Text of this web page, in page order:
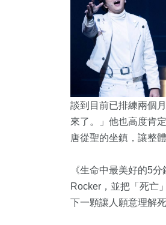
談到目前已排練兩個
來了。」他也高度肯
唐從聖的坐鎮，讓整
《生命中最美好的5
Rocker，並把「死亡
下一顆讓人願意理解